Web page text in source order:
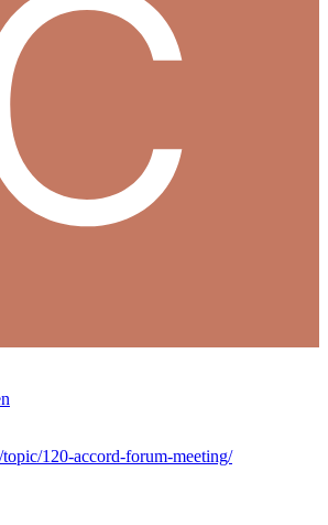
120-accord-forum-meeting/